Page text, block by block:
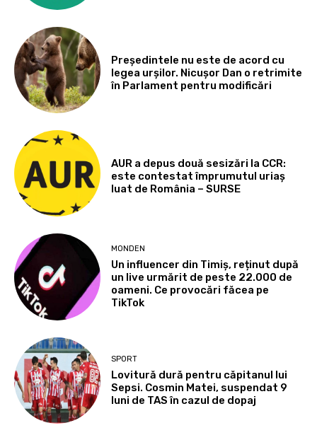
Președintele nu este de acord cu
legea urșilor. Nicușor Dan o retrimite
în Parlament pentru modificări
AUR a depus două sesizări la CCR:
este contestat împrumutul uriaș
luat de România – SURSE
MONDEN
Un influencer din Timiș, reținut după
un live urmărit de peste 22.000 de
oameni. Ce provocări făcea pe
TikTok
SPORT
Lovitură dură pentru căpitanul lui
Sepsi. Cosmin Matei, suspendat 9
luni de TAS în cazul de dopaj